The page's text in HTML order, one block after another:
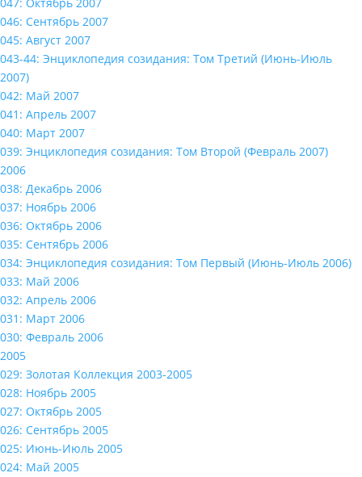
046: Сентябрь 2007
045: Август 2007
043-44: Энциклопедия созидания: Том Третий (Июнь-Июль
2007)
042: Май 2007
041: Апрель 2007
040: Март 2007
039: Энциклопедия созидания: Том Второй (Февраль 2007)
2006
038: Декабрь 2006
037: Ноябрь 2006
036: Октябрь 2006
035: Сентябрь 2006
034: Энциклопедия созидания: Том Первый (Июнь-Июль 2006)
033: Май 2006
032: Апрель 2006
031: Март 2006
030: Февраль 2006
2005
029: Золотая Коллекция 2003-2005
028: Ноябрь 2005
027: Октябрь 2005
026: Сентябрь 2005
025: Июнь-Июль 2005
024: Май 2005